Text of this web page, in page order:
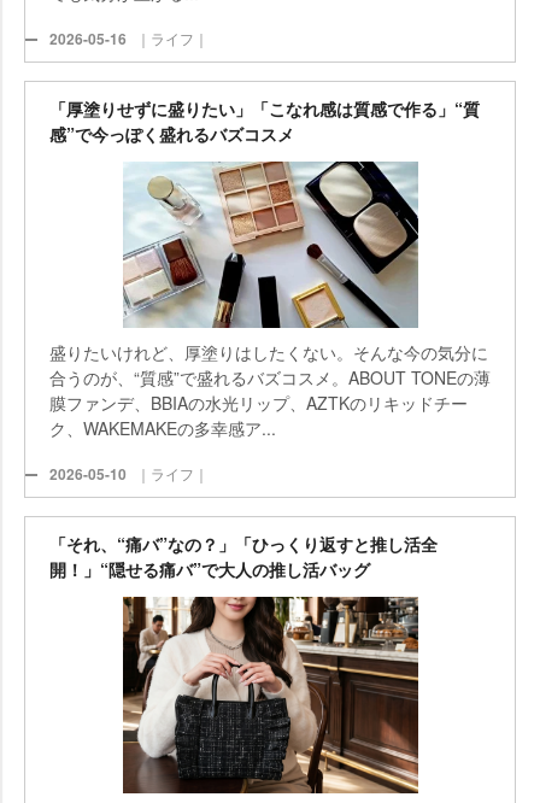
2026-05-16 ｜ライフ｜
「厚塗りせずに盛りたい」「こなれ感は質感で作る」“質
感”で今っぽく盛れるバズコスメ
盛りたいけれど、厚塗りはしたくない。そんな今の気分に
合うのが、“質感”で盛れるバズコスメ。ABOUT TONEの薄
膜ファンデ、BBIAの水光リップ、AZTKのリキッドチー
ク、WAKEMAKEの多幸感ア...
2026-05-10 ｜ライフ｜
「それ、“痛バ”なの？」「ひっくり返すと推し活全
開！」“隠せる痛バ”で大人の推し活バッグ